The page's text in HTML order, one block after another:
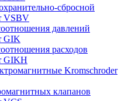
сбросной
VSBV
давлений
GIK
расходов
GIKH
Kromschroder
клапанов